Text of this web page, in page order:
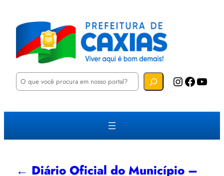
P
u
a
Instagram Facebook YouTube
← Diário Oficial do Município –